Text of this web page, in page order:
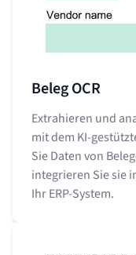
Beleg OCR
Extrahieren und
mit dem KI-
Sie Daten von
integrieren Sie sie
Ihr ERP-System.